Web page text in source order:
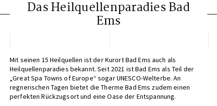
Das Heilquellenparadies Bad
Ems
Mit seinen 15 Heilquellen ist der Kurort Bad Ems auch als
Heilquellenparadies bekannt. Seit 2021 ist Bad Ems als Teil der
„Great Spa Towns of Europe“ sogar UNESCO-Welterbe. An
regnerischen Tagen bietet die Therme Bad Ems zudem einen
perfekten Rückzugsort und eine Oase der Entspannung.